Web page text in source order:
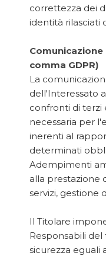
correttezza dei
identità rilasciati
Comunicazione
comma GDPR)
La
dell'Interessato
confronti di terzi
necessaria per
inerenti al
determinati
Adempimenti
alla prestazione
servizi, gestione
Il Titolare
Responsabili
sicurezza eguali